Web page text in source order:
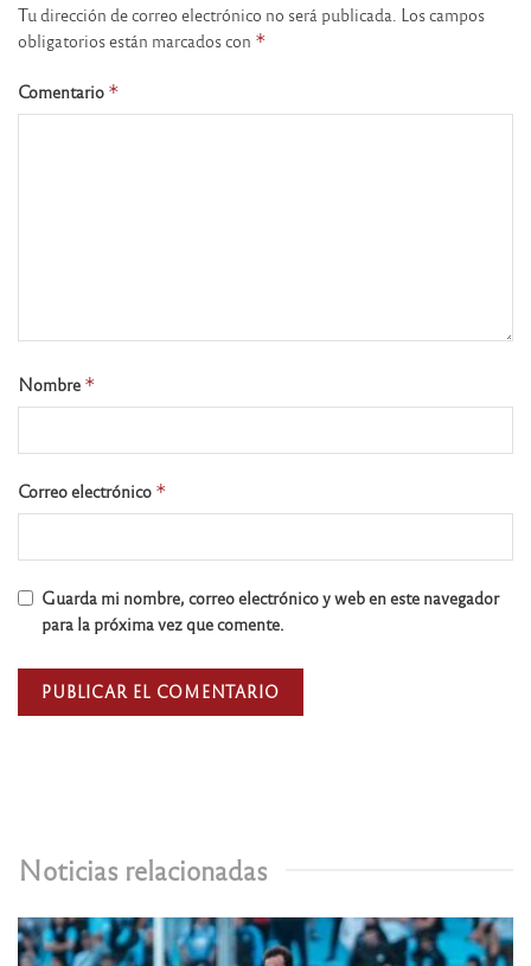
Noticias relacionadas
Tu dirección de correo electrónico no será publicada. Los campos
obligatorios están marcados con *
Comentario *
Nombre *
Correo electrónico *
Guarda mi nombre, correo electrónico y web en este navegador
para la próxima vez que comente.